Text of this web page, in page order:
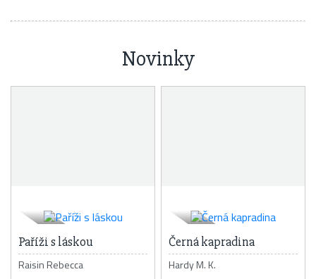
Novinky
Paříži s láskou
Raisin Rebecca
Černá kapradina
Hardy M. K.